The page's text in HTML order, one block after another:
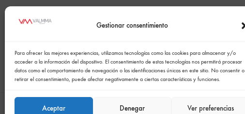
Gestionar consentimiento
Para ofrecer las mejores experiencias, utilizamos tecnologías como las cookies para almacenar y/o
acceder a la información del dispositivo. El consentimiento de estas tecnologías nos permitirá procesar
datos como el comportamiento de navegación o las identificaciones únicas en este sitio. No consentir o
retirar el consentimiento, puede afectar negativamente a ciertas características y funciones.
Aceptar Denegar Ver preferencias